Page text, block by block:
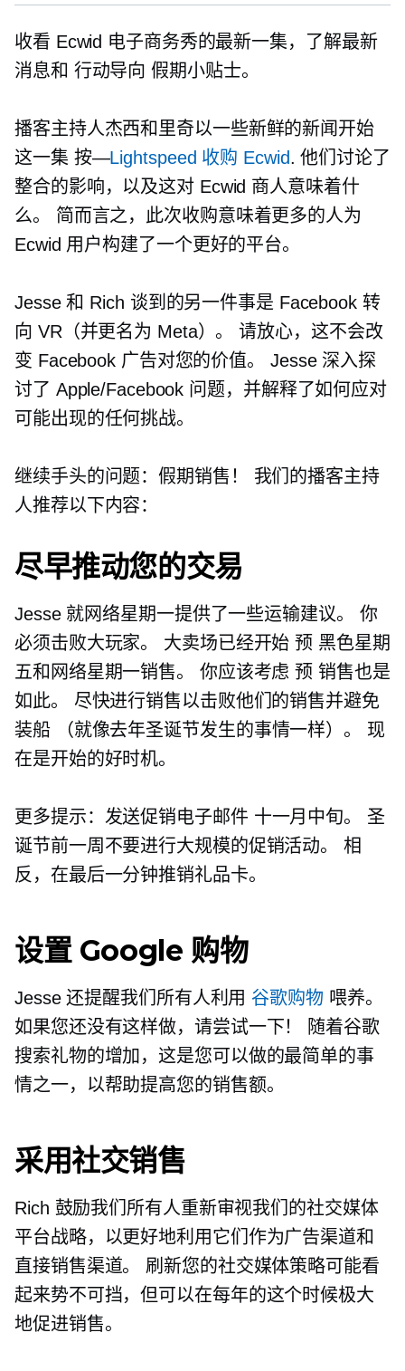
收看 Ecwid 电子商务秀的最新一集，了解最新
消息和 行动导向 假期小贴士。
播客主持人杰西和里奇以一些新鲜的新闻开始
这一集 按—Lightspeed 收购 Ecwid. 他们讨论了
整合的影响，以及这对 Ecwid 商人意味着什
么。 简而言之，此次收购意味着更多的人为
Ecwid 用户构建了一个更好的平台。
Jesse 和 Rich 谈到的另一件事是 Facebook 转
向 VR（并更名为 Meta）。 请放心，这不会改
变 Facebook 广告对您的价值。 Jesse 深入探
讨了 Apple/Facebook 问题，并解释了如何应对
可能出现的任何挑战。
继续手头的问题：假期销售！ 我们的播客主持
人推荐以下内容：
尽早推动您的交易
Jesse 就网络星期一提供了一些运输建议。 你
必须击败大玩家。 大卖场已经开始预 黑色星期
五和网络星期一销售。 你应该考虑预 销售也是
如此。 尽快进行销售以击败他们的销售并避免
装船（就像去年圣诞节发生的事情一样）。 现
在是开始的好时机。
更多提示：发送促销电子邮件 十一月中旬。
圣
诞节前一周不要进行大规模的促销活动。 相
反，在最后一分钟推销礼品卡。
设置 Google 购物
Jesse 还提醒我们所有人利用 谷歌购物 喂养。
如果您还没有这样做，请尝试一下！ 随着谷歌
搜索礼物的增加，这是您可以做的最简单的事
情之一，以帮助提高您的销售额。
采用社交销售
Rich 鼓励我们所有人重新审视我们的社交媒体
平台战略，以更好地利用它们作为广告渠道和
直接销售渠道。 刷新您的社交媒体策略可能看
起来势不可挡，但可以在每年的这个时候极大
地促进销售。